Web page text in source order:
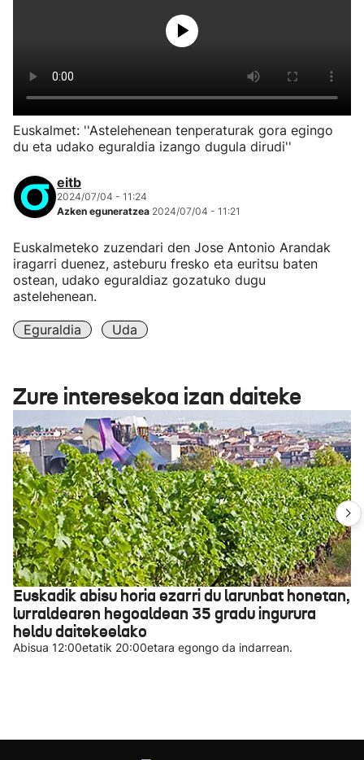
Euskalmet: ''Astelehenean tenperaturak gora egingo
du eta udako eguraldia izango dugula dirudi''
eitb
2024/07/04 - 11:24
Azken eguneratzea 2024/07/04 - 11:21
Euskalmeteko zuzendari den Jose Antonio Arandak
iragarri duenez, asteburu fresko eta euritsu baten
ostean, udako eguraldiaz gozatuko dugu
astelehenean.
Eguraldia Uda
Zure interesekoa izan daiteke
Euskadik abisu horia ezarri du larunbat honetan,
lurraldearen hegoaldean 35 gradu ingurura
heldu daitekeelako
Abisua 12:00etatik 20:00etara egongo da indarrean.